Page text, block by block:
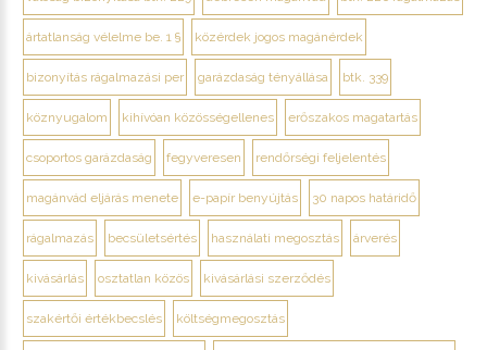
ártatlanság vélelme be. 1 § közérdek jogos magánérdek
bizonyítás rágalmazási per garázdaság tényállása btk. 339
köznyugalom kihívóan közösségellenes erőszakos magatartás
csoportos garázdaság fegyveresen rendőrségi feljelentés
magánvád eljárás menete e-papír benyújtás 30 napos határidő
rágalmazás becsületsértés használati megosztás árverés
kivásárlás osztatlan közös kivásárlási szerződés
szakértői értékbecslés költségmegosztás